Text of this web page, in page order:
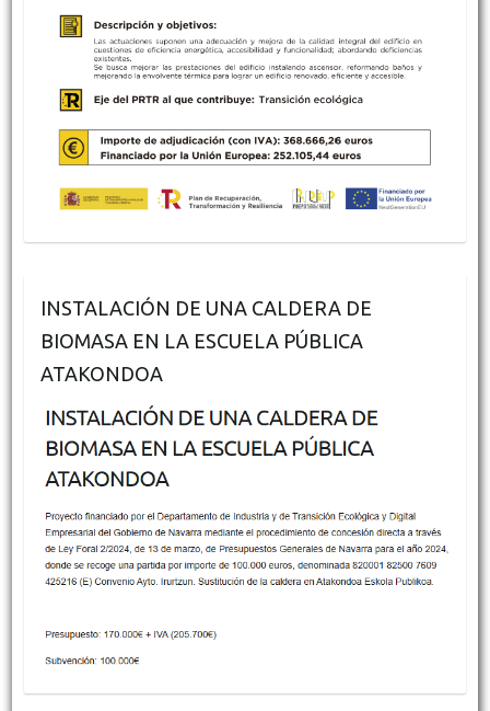
INSTALACIÓN DE UNA CALDERA DE
BIOMASA EN LA ESCUELA PÚBLICA
ATAKONDOA